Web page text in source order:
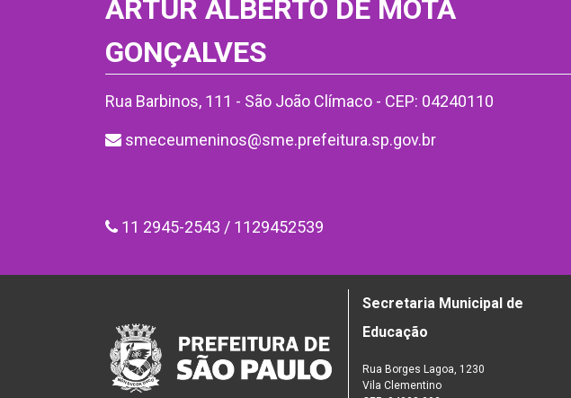
ARTUR ALBERTO DE MOTA
GONÇALVES
Rua Barbinos, 111 - São João Clímaco - CEP: 04240110
smeceumeninos@sme.prefeitura.sp.gov.br
11 2945-2543 / 1129452539
Secretaria Municipal de
Educação
Rua Borges Lagoa, 1230
Vila Clementino